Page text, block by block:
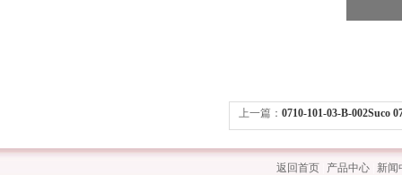
上一篇： 0710-101-03-B-002Suco
返回首页 产品中心 新闻